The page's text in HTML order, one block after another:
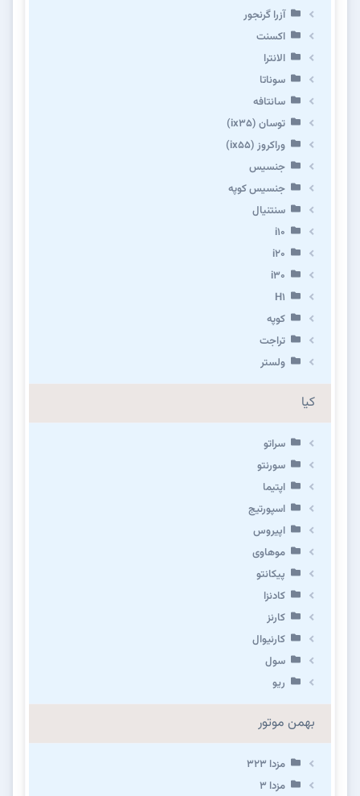
آزرا گرنجور
اکسنت
الانترا
سوناتا
سانتافه
توسان (ix35)
وراکروز (ix55)
جنسیس
جنسیس کوپه
سنتنیال
i10
i20
i30
H1
کوپه
تراجت
ولستر
کیا
سراتو
سورنتو
اپتیما
اسپورتیج
اپیروس
موهاوی
پیکانتو
کادنزا
کارنز
کارنیوال
سول
ریو
بهمن موتور
مزدا ۳۲۳
مزدا ۳